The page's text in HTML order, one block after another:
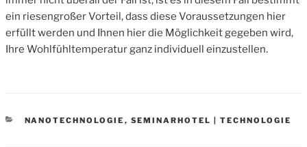
ein riesengroßer Vorteil, dass diese Voraussetzungen hier
erfüllt werden und Ihnen hier die Möglichkeit gegeben wird,
Ihre Wohlfühltemperatur ganz individuell einzustellen.
CATEGORIES
NANOTECHNOLOGIE , SEMINARHOTEL | TECHNOLOGIE